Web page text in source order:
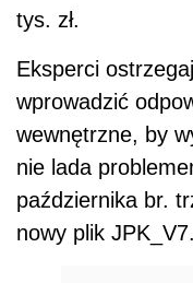
tys. zł.
Eksperci
wprowadzić
wewnętrzne, by
nie lada
października br.
nowy plik JPK_V7.